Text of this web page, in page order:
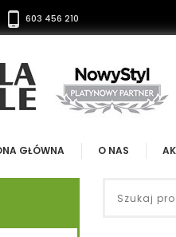
 603 456 210
GŁÓWNA O NAS